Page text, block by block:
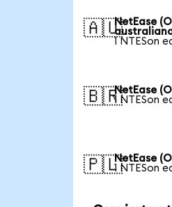
🇦🇺NetEase
1 NTESon
🇧🇷NetEase
1 NTESon
🇵🇱NetEase
1 NTESon